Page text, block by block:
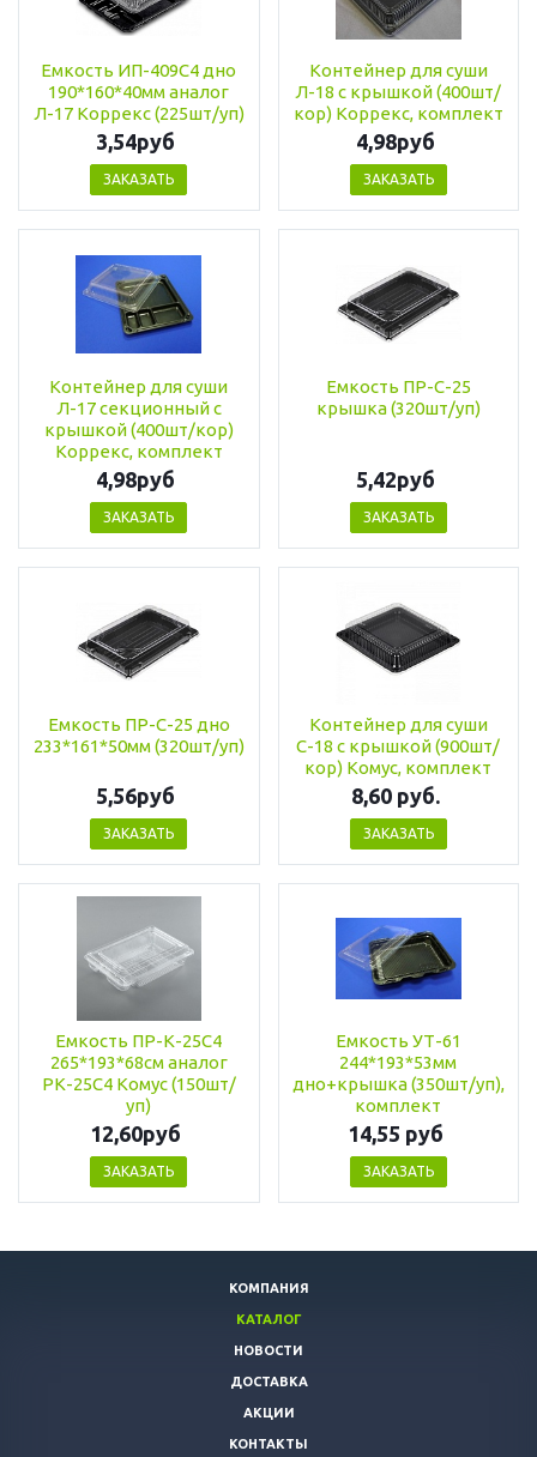
Емкость ИП-409С4 дно
190*160*40мм аналог
Л-17 Коррекс (225шт/уп)
3,54руб
ЗАКАЗАТЬ
Контейнер для суши
Л-18 с крышкой (400шт/
кор) Коррекс, комплект
4,98руб
ЗАКАЗАТЬ
Контейнер для суши
Л-17 секционный с
крышкой (400шт/кор)
Коррекс, комплект
4,98руб
ЗАКАЗАТЬ
Емкость ПР-С-25
крышка (320шт/уп)
5,42руб
ЗАКАЗАТЬ
Емкость ПР-С-25 дно
233*161*50мм (320шт/уп)
5,56руб
ЗАКАЗАТЬ
Контейнер для суши
С-18 с крышкой (900шт/
кор) Комус, комплект
8,60 руб.
ЗАКАЗАТЬ
Емкость ПР-К-25С4
265*193*68см аналог
РК-25С4 Комус (150шт/
уп)
12,60руб
ЗАКАЗАТЬ
Емкость УТ-61
244*193*53мм
дно+крышка (350шт/уп),
комплект
14,55 руб
ЗАКАЗАТЬ
КОМПАНИЯ
КАТАЛОГ
НОВОСТИ
ДОСТАВКА
АКЦИИ
КОНТАКТЫ